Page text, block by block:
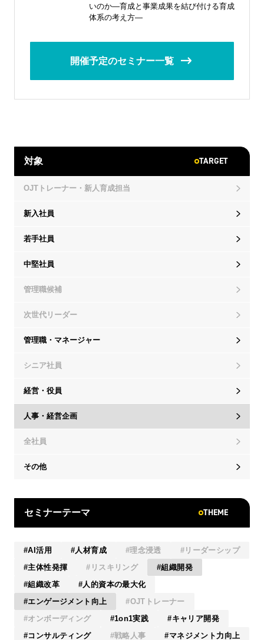
いのか―育成と事業成果を結び付ける育成
体系の考え方―
開催予定のセミナー一覧
対象 TARGET
OJTトレーナー・新人育成担当
新入社員
若手社員
中堅社員
管理職候補
次世代リーダー
管理職・マネージャー
シニア社員
経営・役員
人事・経営企画
全社員
その他
セミナーテーマ THEME
AI活用 人材育成 理念浸透
リーダーシップ
主体性発揮
リスキリング
組織開発
組織改革
人的資本の最大化
エンゲージメント向上
OJTトレーナー
オンボーディング
1on1実践
キャリア開発
コンサルティング
戦略人事 マネジメント力向上